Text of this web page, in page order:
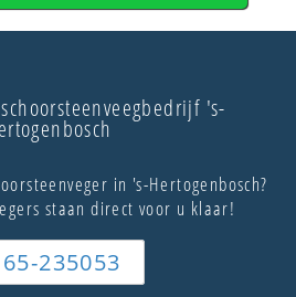
's-
in 's-Hertogenbosch?
staan direct voor u klaar!
235053